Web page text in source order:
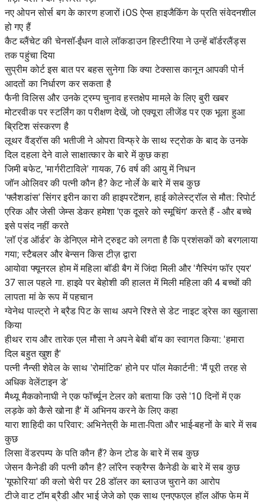
नए ओपन सोर्स बग के कारण हजारों iOS ऐप्स हाइजैकिंग के प्रति संवेदनशील
हो गए हैं
कैट ब्लैंचेट की चेनसॉ-ईंधन वाले लॉकडाउन हिस्टीरिया ने उन्हें बॉर्डरलैंड्स
तक पहुंचा दिया
सुप्रीम कोर्ट इस बात पर बहस सुनेगा कि क्या टेक्सास कानून आपकी पोर्न
आदतों का निर्धारण कर सकता है
फैनी विलिस और उनके ट्रम्प चुनाव हस्तक्षेप मामले के लिए बुरी खबर
मोटरवीक पर स्टर्लिंग का परीक्षण देखें, जो एक्यूरा लीजेंड पर एक भूला हुआ
ब्रिटिश संस्करण है
लूथर वैंड्रॉस की भतीजी ने ओपरा विन्फ्रे के साथ स्ट्रोक के बाद के उनके
दिल दहला देने वाले साक्षात्कार के बारे में कुछ कहा
जिमी बफेट, 'मार्गरीटाविले' गायक, 76 वर्ष की आयु में निधन
जॉन ओलिवर की पत्नी कौन है? केट नोर्ले के बारे में सब कुछ
'फ्लैशडांस' सिंगर इरीन कारा की हाइपरटेंशन, हाई कोलेस्ट्रॉल से मौत: रिपोर्ट
एरिक और जेसी जेम्स डेकर हमेशा 'एक दूसरे को स्मूचिंग' करते हैं - और बच्चे
इसे पसंद नहीं करते
'लॉ एंड ऑर्डर' के डेनिएल मोने ट्रुइट को लगता है कि प्रशंसकों को बरगलाया
गया; स्टैबलर और बेन्सन किस टीज़ द्वारा
आयोवा फ्यूनरल होम में महिला बॉडी बैग में जिंदा मिली और 'गैस्पिंग फॉर एयर'
37 साल पहले गा. हाइवे पर बेहोशी की हालत में मिली महिला की 4 बच्चों की
लापता मां के रूप में पहचान
ग्वेनेथ पाल्ट्रो ने ब्रैड पिट के साथ अपने रिश्ते से डेट नाइट ड्रेस का खुलासा
किया
हीथर राय और तारेक एल मौसा ने अपने बेबी बॉय का स्वागत किया: 'हमारा
दिल बहुत खुश है'
पत्नी नैन्सी शेवेल के साथ 'रोमांटिक' होने पर पॉल मेकार्टनी: 'मैं पूरी तरह से
अधिक वेलेंटाइन डे'
मैथ्यू मैककोनाघी ने एक फॉर्च्यून टेलर को बताया कि उसे '10 दिनों में एक
लड़के को कैसे खोना है' में अभिनय करने के लिए कहा
यारा शाहिदी का परिवार: अभिनेत्री के माता-पिता और भाई-बहनों के बारे में सब
कुछ
लिसा वेंडरपम्प के पति कौन हैं? केन टोड के बारे में सब कुछ
जेसन कैनेडी की पत्नी कौन है? लॉरेन स्क्रैग्स कैनेडी के बारे में सब कुछ
'यूफोरिया' की क्लो चेरी पर 28 डॉलर का ब्लाउज चुराने का आरोप
टीजे वाट टॉम ब्रैडी और भाई जेजे को एक साथ एनएफएल हॉल ऑफ फेम में